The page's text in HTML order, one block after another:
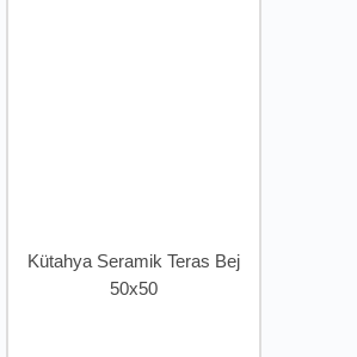
Kütahya Seramik Teras Bej
50x50